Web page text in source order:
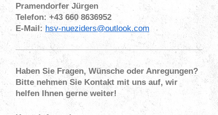
Pramendorfer Jürgen
Telefon: +43 660 8636952
E-Mail: hsv-nueziders@outlook.com
Haben Sie Fragen, Wünsche oder Anregungen?
Bitte nehmen Sie Kontakt mit uns auf, wir
helfen Ihnen gerne weiter!